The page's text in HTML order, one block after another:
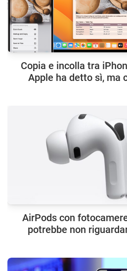
Copia e incolla tra
Apple ha detto sì, ma
AirPods con
potrebbe non